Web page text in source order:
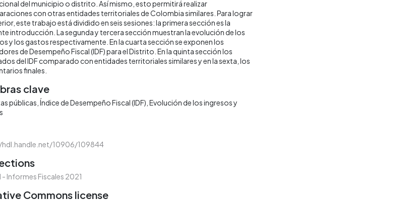
del municipio o distrito. Así mismo, esto permitirá realizar
con otras entidades territoriales de Colombia similares. Para lograr
este trabajo está dividido en seis sesiones: la primera sección es la
introducción. La segunda y tercera sección muestran la evolución de los
y los gastos respectivamente. En la cuarta sección se exponen los
de Desempeño Fiscal (IDF) para el Distrito. En la quinta sección los
del IDF comparado con entidades territoriales similares y en la sexta, los
finales.
clave
públicas Índice de Desempeño Fiscal (IDF) Evolución de los ingresos y
10906/109844
- Informes Fiscales 2021
Commons license